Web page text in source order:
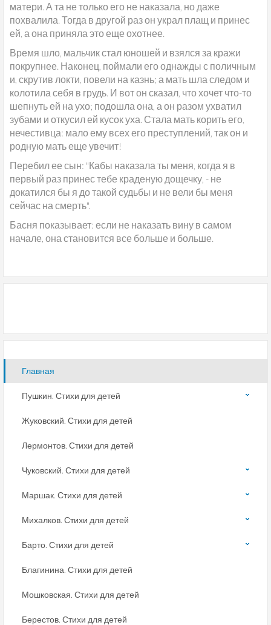
матери. А та не только его не наказала, но даже
похвалила. Тогда в другой раз он украл плащ и принес
ей, а она приняла это еще охотнее.
Время шло, мальчик стал юношей и взялся за кражи
покрупнее. Наконец, поймали его однажды с поличным
и, скрутив локти, повели на казнь; а мать шла следом и
колотила себя в грудь. И вот он сказал, что хочет что-то
шепнуть ей на ухо; подошла она, а он разом ухватил
зубами и откусил ей кусок уха. Стала мать корить его,
нечестивца: мало ему всех его преступлений, так он и
родную мать еще увечит!
Перебил ее сын: "Кабы наказала ты меня, когда я в
первый раз принес тебе краденую дощечку, - не
докатился бы я до такой судьбы и не вели бы меня
сейчас на смерть".
Басня показывает: если не наказать вину в самом
начале, она становится все больше и больше.
Главная
Пушкин. Стихи для детей
Жуковский. Стихи для детей
Лермонтов. Стихи для детей
Чуковский. Стихи для детей
Маршак. Стихи для детей
Михалков. Стихи для детей
Барто. Стихи для детей
Благинина. Стихи для детей
Мошковская. Стихи для детей
Берестов. Стихи для детей